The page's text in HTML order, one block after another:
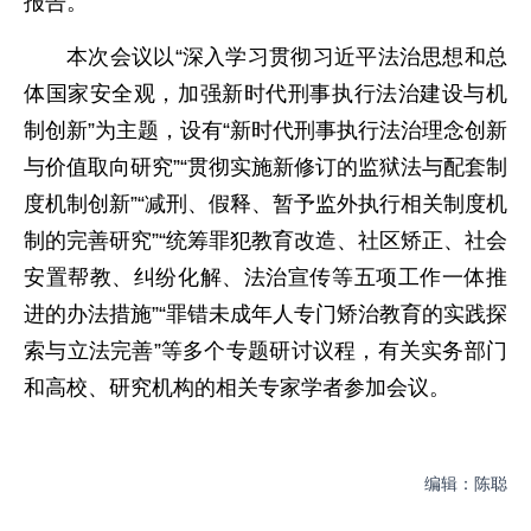
本次会议以“深入学习贯彻习近平法治思想和总
体国家安全观，加强新时代刑事执行法治建设与机
制创新”为主题，设有“新时代刑事执行法治理念创新
与价值取向研究”“贯彻实施新修订的监狱法与配套制
度机制创新”“减刑、假释、暂予监外执行相关制度机
制的完善研究”“统筹罪犯教育改造、社区矫正、社会
安置帮教、纠纷化解、法治宣传等五项工作一体推
进的办法措施”“罪错未成年人专门矫治教育的实践探
索与立法完善”等多个专题研讨议程，有关实务部门
和高校、研究机构的相关专家学者参加会议。
编辑：陈聪